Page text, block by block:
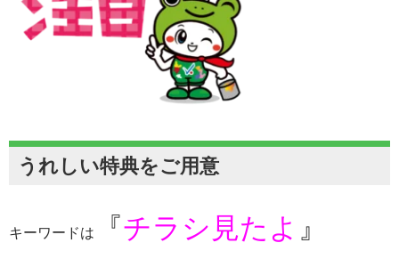
うれしい特典をご用意
キーワードは 『チラシ見たよ 』